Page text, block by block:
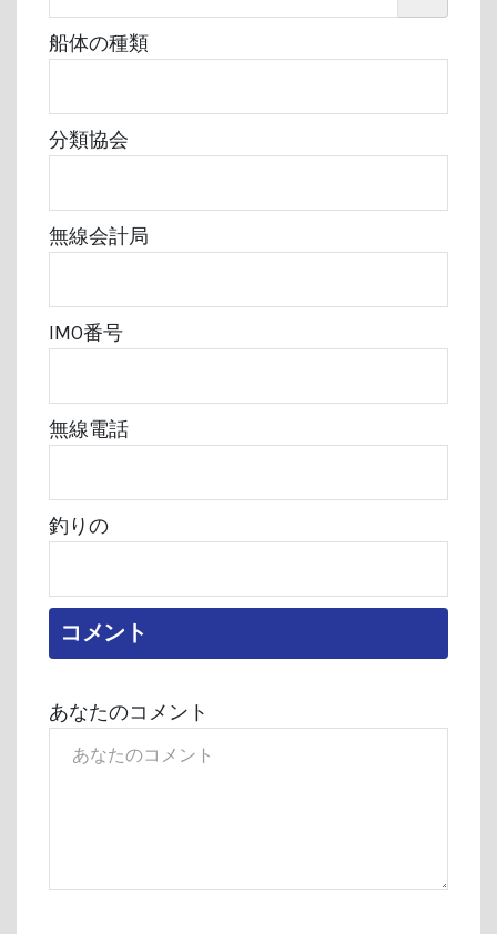
船体の種類
分類協会
無線会計局
IMO番号
無線電話
釣りの
コメント
あなたのコメント